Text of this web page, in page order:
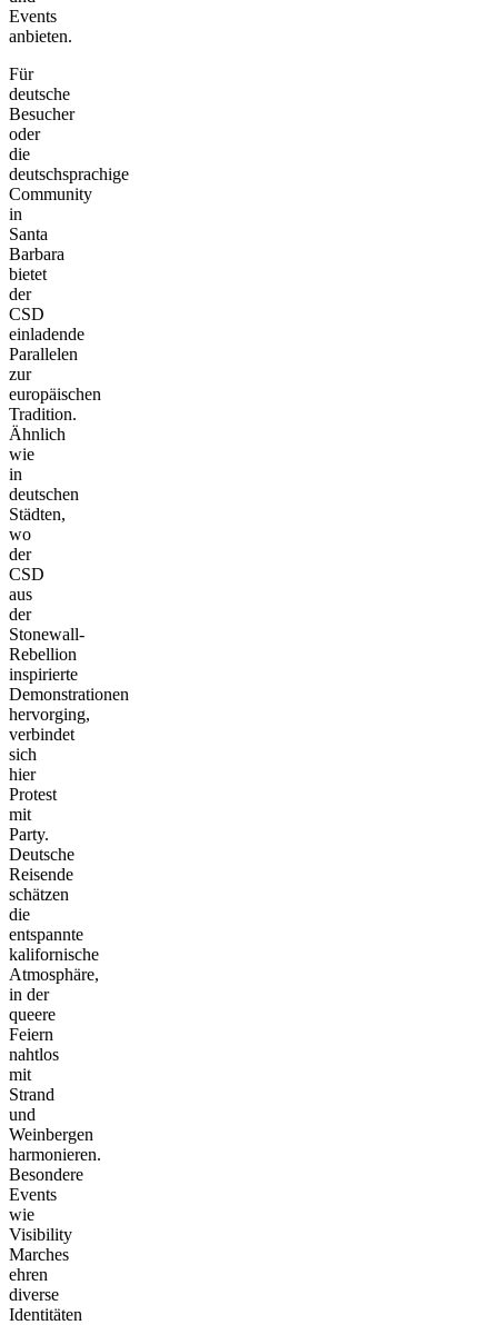
Events
anbieten.
Für
deutsche
Besucher
oder
die
deutschsprachige
Community
in
Santa
Barbara
bietet
der
CSD
einladende
Parallelen
zur
europäischen
Tradition.
Ähnlich
wie
in
deutschen
Städten,
wo
der
CSD
aus
der
Stonewall-
Rebellion
inspirierte
Demonstrationen
hervorging,
verbindet
sich
hier
Protest
mit
Party.
Deutsche
Reisende
schätzen
die
entspannte
kalifornische
Atmosphäre,
in der
queere
Feiern
nahtlos
mit
Strand
und
Weinbergen
harmonieren.
Besondere
Events
wie
Visibility
Marches
ehren
diverse
Identitäten